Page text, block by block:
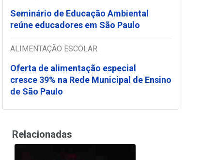
Seminário de Educação Ambiental
reúne educadores em São Paulo
ALIMENTAÇÃO ESCOLAR
Oferta de alimentação especial
cresce 39% na Rede Municipal de Ensino
de São Paulo
Relacionadas